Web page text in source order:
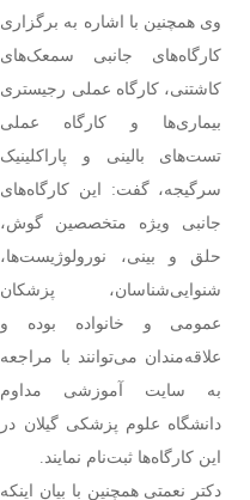
وی همچنین با اشاره به برگزاری
کارگاه‌های جانبی سمعک‌های
کاشتنی، کارگاه عملی رجیستری
بیماری‌ها و کارگاه عملی
تست‌های بالینی و پاراکلینیک
سرگیجه، گفت: این کارگاه‌های
جانبی ویژه متخصصین گوش،
حلق و بینی، نورولوژیست‌ها،
شنوایی‌شناسان، پزشکان
عمومی و خانواده بوده و
علاقه‌مندان می‌توانند با مراجعه
به سایت آموزشی مداوم
دانشگاه علوم پزشکی گیلان در
این کارگاه‌ها ثبت‌نام نمایند.
دکتر نعمتی همچنین با بیان اینکه